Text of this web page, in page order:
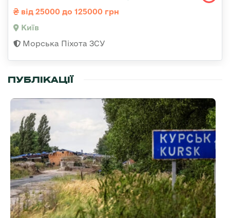
від 25000 до 125000 грн
Київ
Морська Піхота ЗСУ
ПУБЛІКАЦІЇ